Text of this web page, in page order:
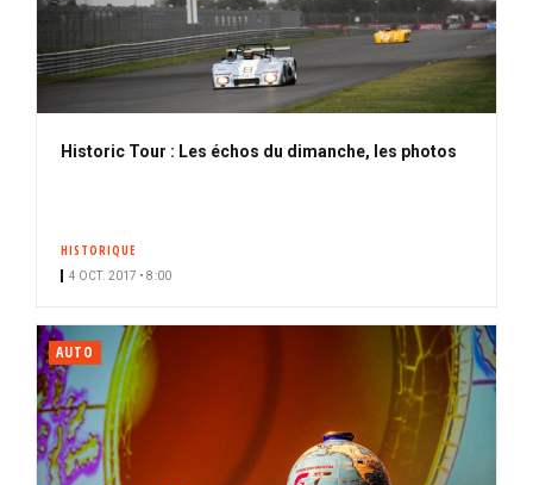
Historic Tour : Les échos du dimanche, les photos
HISTORIQUE
4 OCT. 2017 • 8:00
AUTO